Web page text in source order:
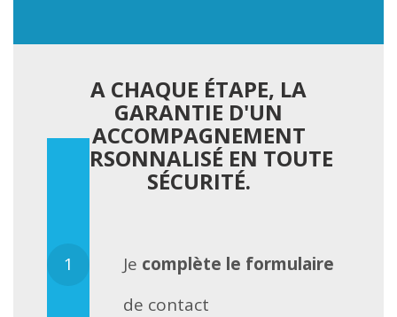
A CHAQUE ÉTAPE, LA
GARANTIE D'UN
ACCOMPAGNEMENT
PERSONNALISÉ EN TOUTE
SÉCURITÉ.
Je complète le formulaire
de contact